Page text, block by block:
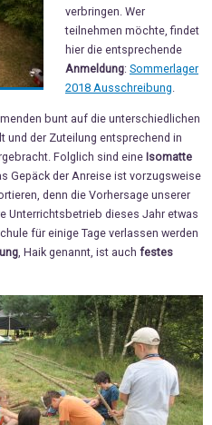
verbringen. Wer
teilnehmen möchte, findet
hier die entsprechende
Anmeldung: Sommerlager
2018 Ausschreibung
bunt auf die unterschiedlichen
und der Zuteilung entsprechend in
Folglich sind eine Isomatte
Gepäck der Anreise ist vorzugsweise
denn die Vorhersage unserer
Unterrichtsbetrieb dieses Jahr etwas
für einige Tage verlassen werden
, Haik genannt, ist auch festes